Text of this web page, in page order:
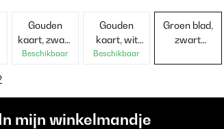
Gouden
kaart, zwart
frame
Beschikbaar
Gouden
kaart, wit
frame
Beschikbaar
Groen blad,
zwart
mijn winkelmandje